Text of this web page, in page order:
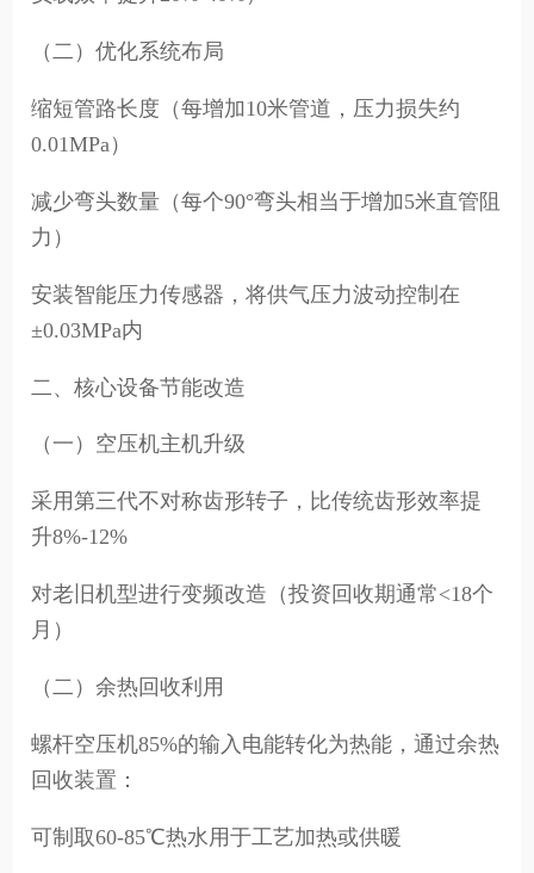
（二）优化系统布局
缩短管路长度（每增加10米管道，压力损失约
0.01MPa）
减少弯头数量（每个90°弯头相当于增加5米直管阻
力）
安装智能压力传感器，将供气压力波动控制在
±0.03MPa内
二、核心设备节能改造
（一）空压机主机升级
采用第三代不对称齿形转子，比传统齿形效率提
升8%-12%
对老旧机型进行变频改造（投资回收期通常<18个
月）
（二）余热回收利用
螺杆空压机85%的输入电能转化为热能，通过余热
回收装置：
可制取60-85℃热水用于工艺加热或供暖